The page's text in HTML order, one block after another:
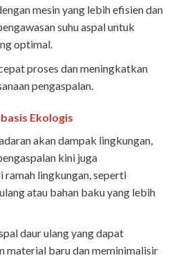
mesin yang lebih efisien dan
suhu aspal untuk
optimal.
proses dan meningkatkan
pengaspalan.
Ekologis
akan dampak lingkungan,
kini juga
lingkungan, seperti
atau bahan baku yang lebih
daur ulang yang dapat
material baru dan meminimalisir